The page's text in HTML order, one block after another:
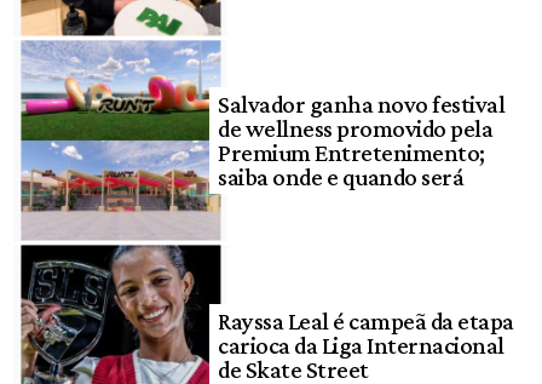
Salvador ganha novo festival
de wellness promovido pela
Premium Entretenimento;
saiba onde e quando será
Rayssa Leal é campeã da etapa
carioca da Liga Internacional
de Skate Street